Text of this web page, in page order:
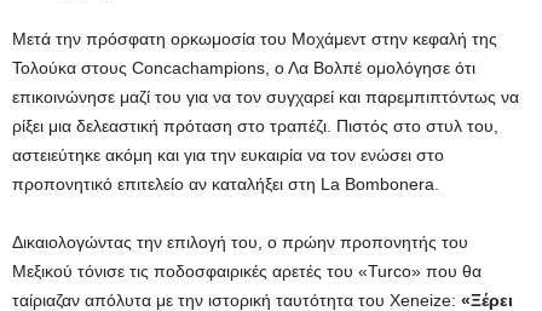
Μετά την πρόσφατη ορκωμοσία του Μοχάμεντ στην κεφαλή της
Τολούκα στους Concachampions, ο Λα Βολπέ ομολόγησε ότι
επικοινώνησε μαζί του για να τον συγχαρεί και παρεμπιπτόντως να
ρίξει μια δελεαστική πρόταση στο τραπέζι. Πιστός στο στυλ του,
αστειεύτηκε ακόμη και για την ευκαιρία να τον ενώσει στο
προπονητικό επιτελείο αν καταλήξει στη La Bombonera.
Δικαιολογώντας την επιλογή του, ο πρώην προπονητής του
Μεξικού τόνισε τις ποδοσφαιρικές αρετές του «Turco» που θα
ταίριαζαν απόλυτα με την ιστορική ταυτότητα του Xeneize: «Ξέρει